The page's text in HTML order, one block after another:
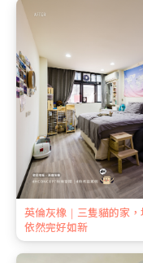
英倫灰橡｜三隻貓的家，
依然完好如新